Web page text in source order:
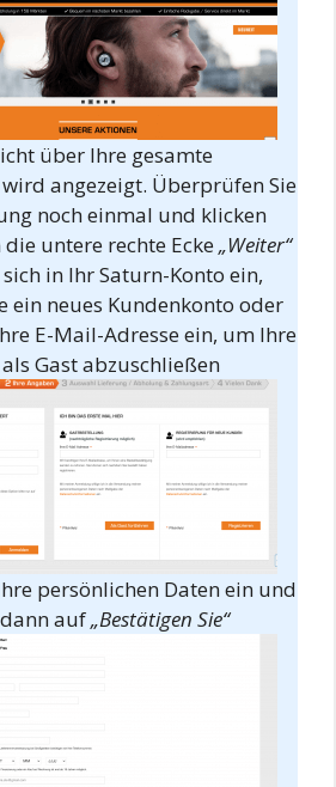
über Ihre gesamte
angezeigt. Überprüfen Sie
noch einmal und klicken
untere rechte Ecke„Weiter“
sich in Ihr Saturn-Konto ein,
ein neues Kundenkonto oder
E-Mail-Adresse ein, um Ihre
Gast abzuschließen
persönlichen Daten ein und
auf„Bestätigen Sie“